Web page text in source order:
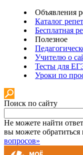
Объявления
Каталог
Бесплатная
Полезное
Учителю о
Тесты для
Уроки по
Поиск по сайту
Не можете найти
вы можете
вопросов»